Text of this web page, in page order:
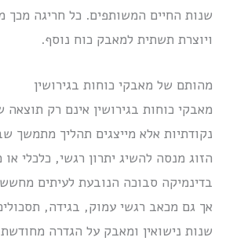
שנות החיים המשותפים. כל חריגה מכך
ויוצרת תשתית למאבק כוח נוסף.
מהותם של מאבקי כוחות בגירושין
מאבקי כוחות בגירושין אינם רק
נקודתיות אלא מייצגים תהליך מתמשך
הזוג מנסה להשיג יתרון רגשי, כלכלי
בדינמיקה סבוכה הנובעת לעיתים
אך גם מכאב רגשי עמוק, בגידה,
שנות נישואין ומאבק על הגדרה